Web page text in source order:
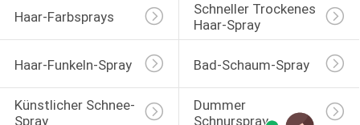
Haar-Farbsprays
Schneller Trockenes
Haar-Spray
Haar-Funkeln-Spray Bad-Schaum-Spray
Künstlicher Schnee-
Spray
Dummer
Schnurspray